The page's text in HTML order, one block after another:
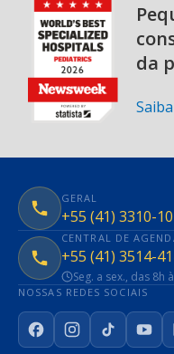
da
GERAL
+55 (41) 3310-
CENTRAL DE
+55 (41) 3514-
Seg. a sex., das 8h
NOSSAS REDES SOCIAIS
FacebookInstagram
TikTok